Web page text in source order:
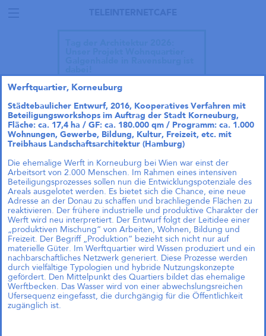
Talk im DAZ: „Wie geht
Wohnraumproduktion
einfach?“
Andreas Krauth diskutiert im Talk
„Wie geht Wohnraumproduktion
einfach?“ im Deutschen
Architekturzentrum (DAZ) am
28.05.2026 um 19 Uhr und stellt
als Input das
Genossenschaftsprojekt Das große
kleine Haus vor.
Richtfest für Das große kleine
Haus im Kreativquartier
München
Werftquartier, Korneuburg
Städtebaulicher Entwurf, 2016, Kooperatives Verfahren mit
Beteiligungsworkshops im Auftrag der Stadt Korneuburg,
Fläche: ca. 17,4 ha / GF: ca. 180.000 qm / Programm: ca. 1.000
Wohnungen, Gewerbe, Bildung, Kultur, Freizeit, etc. mit
Treibhaus Landschaftsarchitektur (Hamburg)
Die ehemalige Werft in Korneuburg bei Wien war einst der
Arbeitsort von 2.000 Menschen. Im Rahmen eines intensiven
Beteiligungsprozesses sollen nun die Entwicklungspotenziale des
Areals ausgelotet werden. Es bietet sich die Chance, eine neue
Adresse an der Donau zu schaffen und brachliegende Flächen zu
reaktivieren. Der frühere industrielle und produktive Charakter der
Werft wird neu interpretiert. Der Entwurf folgt der Leitidee einer
„produktiven Mischung“ von Arbeiten, Wohnen, Bildung und
Freizeit. Der Begriff „Produktion“ bezieht sich nicht nur auf
materielle Güter. Im Werftquartier wird Wissen produziert und ein
nachbarschaftliches Netzwerk generiert. Diese Prozesse werden
durch vielfältige Typologien und hybride Nutzungskonzepte
gefördert. Den Mittelpunkt des Quartiers bildet das ehemalige
Werftbecken. Das Wasser wird von einer abwechslungsreichen
Ufersequenz eingefasst, die durchgängig für die Öffentlichkeit
zugänglich ist.